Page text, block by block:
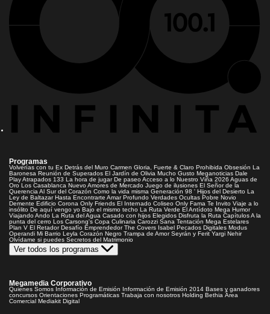
Programas
Volverías con tu Ex Detrás del Muro Carmen Gloria, Fuerte & Claro Prohibida Obsesión La
Baronesa Reunión de Superados El Jardín de Olivia Mucho Gusto Meganoticias Dale
PlayAtrapados 133 La hora de jugar De paseoAcceso a lo Nuestro Viña 2026 Aguas de
Oro Los Casablanca Nuevo Amores de Mercado Juego de ilusiones El Señor de la
Querencia Al Sur del Corazón Como la vida misma Generación 98 ' Hijos del Desierto La
Ley de Baltazar Hasta Encontrarte Amar Profundo Verdades Ocultas Pobre Novio
Demente Edificio Corona Only Friends El Internado Coliseo Only Fama Te Invito Viaje a lo
insólito De aquí vengo yo Bajo el mismo techo La Ruta Verde El Antídoto Mega Humor
Viajando Ando La Ruta del Agua Casado con hijos Elegidos Disfruta la Ruta CapítulosA la
punta del cerro Los Carsong's Copa Culinaria Carozzi Sana Tentación Mega Estelares
Plan V El Retador Desafío Emprendedor The Covers Isabel Pecados Digitales Modus
Operandi Mi Barrio Leyla Corazón Negro Trampa de Amor Seyrán y Ferit Yargi Nehir
Olvídame si puedes Secretos del Matrimonio
Ver todos los programas
Megamedia Corporativo
Quienes Somos Información de Emisión Información de Emisión 2014 Bases y ganadores
concursos Orientaciones Programáticas Trabaja con nosotros Holding Bethia Área
Comercial Mediakit Digital